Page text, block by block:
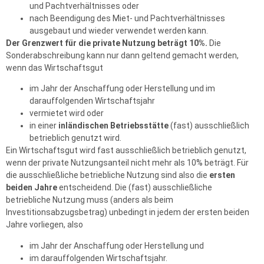
und Pachtverhältnisses oder
nach Beendigung des Miet- und Pachtverhältnisses
ausgebaut und wieder verwendet werden kann.
Der Grenzwert für die private Nutzung beträgt 10%. Die
Sonderabschreibung kann nur dann geltend gemacht werden,
wenn das Wirtschaftsgut
im Jahr der Anschaffung oder Herstellung und im
darauffolgenden Wirtschaftsjahr
vermietet wird oder
in einer inländischen Betriebsstätte(fast) ausschließlich
betrieblich genutzt wird.
Ein Wirtschaftsgut wird fast ausschließlich betrieblich genutzt,
wenn der private Nutzungsanteil nicht mehr als 10% beträgt. Für
die ausschließliche betriebliche Nutzung sind also die ersten
beiden Jahreentscheidend. Die (fast) ausschließliche
betriebliche Nutzung muss (anders als beim
Investitionsabzugsbetrag) unbedingt in jedem der ersten beiden
Jahre vorliegen, also
im Jahr der Anschaffung oder Herstellung und
im darauffolgenden Wirtschaftsjahr.